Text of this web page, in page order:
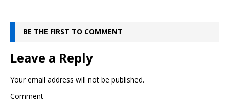
BE THE FIRST TO COMMENT
Leave a Reply
Your email address will not be published.
Comment